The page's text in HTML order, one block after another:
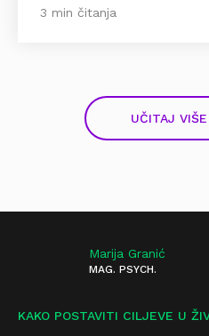
3 min čitanja
UČITAJ
KAKO POSTAVITI CILJEVE U
Marija Granić
MAG. PSYCH.